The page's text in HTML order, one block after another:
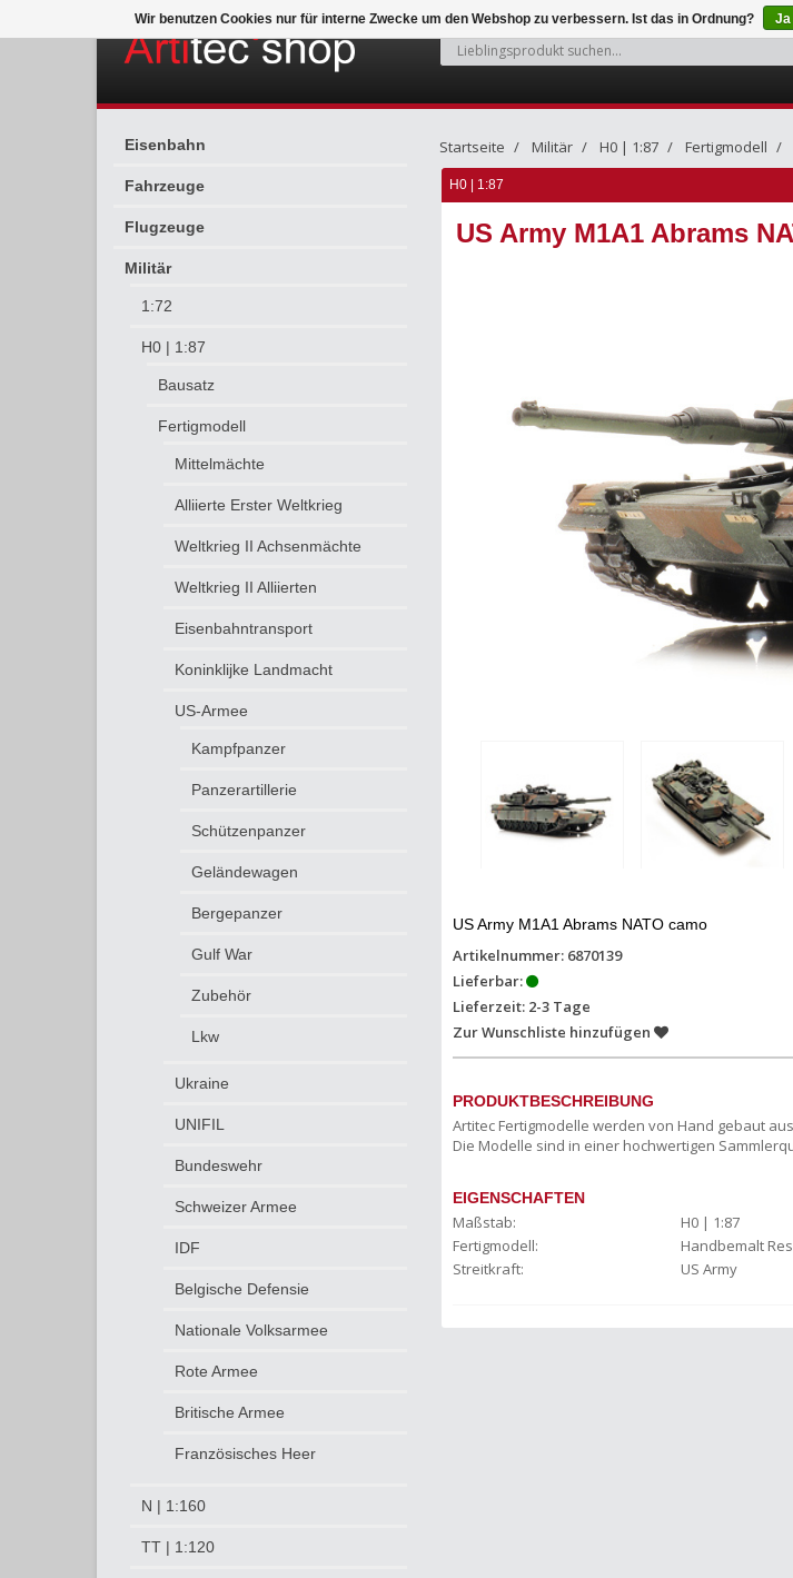
Eisenbahn
Fahrzeuge
Flugzeuge
Militär
1:72
H0 | 1:87
Bausatz
Fertigmodell
Mittelmächte
Alliierte Erster Weltkrieg
Weltkrieg II Achsenmächte
Weltkrieg II Alliierten
Eisenbahntransport
Koninklijke Landmacht
US-Armee
Kampfpanzer
Panzerartillerie
Schützenpanzer
Geländewagen
Bergepanzer
Gulf War
Zubehör
Lkw
Ukraine
UNIFIL
Bundeswehr
Schweizer Armee
IDF
Belgische Defensie
Nationale Volksarmee
Rote Armee
Britische Armee
Französisches Heer
N | 1:160
TT | 1:120
Startseite Militär H0 | 1:87 Fertigmodell
H0 | 1:87
US Army M1A1 Abrams
US Army M1A1 Abrams NATO camo
Artikelnummer: 6870139
Lieferbar:
Lieferzeit: 2-3 Tage
Zur Wunschliste hinzufügen
PRODUKTBESCHREIBUNG
Artitec Fertigmodelle werden von Hand gebaut
Die Modelle sind in einer hochwertigen
EIGENSCHAFTEN
Maßstab:
H0 | 1:87
Fertigmodell:
Handbemalt
Streitkraft:
US Army
Wir benutzen Cookies nur für interne Zwecke um den Webshop zu verbessern. Ist das in Ordnung? Ja